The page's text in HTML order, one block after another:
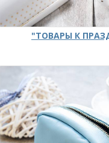
"ТОВАРЫ К